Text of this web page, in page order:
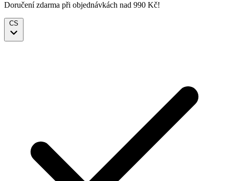
Doručení zdarma při objednávkách nad 990 Kč!
CS